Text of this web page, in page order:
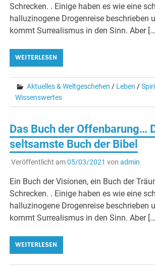
Schrecken. . Einige haben es wie eine
halluzinogene Drogenreise beschrieben
kommt Surrealismus in den Sinn. Aber
WEITERLESEN
Aktuelles & Weltgeschehen / Leben /
Wissenswertes
Das Buch der Offenbarung…
seltsamste Buch der Bibel
Veröffentlicht am05/03/2021 von admin
Ein Buch der Visionen, ein Buch der
Schrecken. . Einige haben es wie eine
halluzinogene Drogenreise beschrieben
kommt Surrealismus in den Sinn. Aber
WEITERLESEN